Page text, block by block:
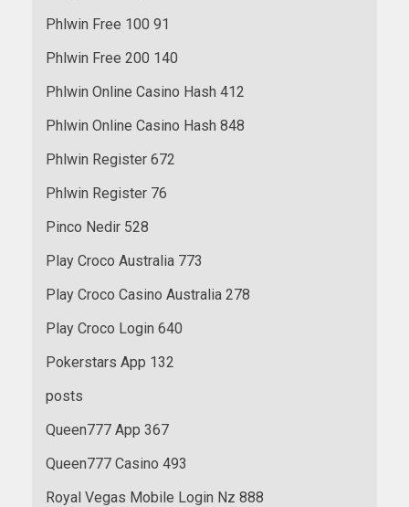
Phlwin Free 100 91
Phlwin Free 200 140
Phlwin Online Casino Hash 412
Phlwin Online Casino Hash 848
Phlwin Register 672
Phlwin Register 76
Pinco Nedir 528
Play Croco Australia 773
Play Croco Casino Australia 278
Play Croco Login 640
Pokerstars App 132
posts
Queen777 App 367
Queen777 Casino 493
Royal Vegas Mobile Login Nz 888